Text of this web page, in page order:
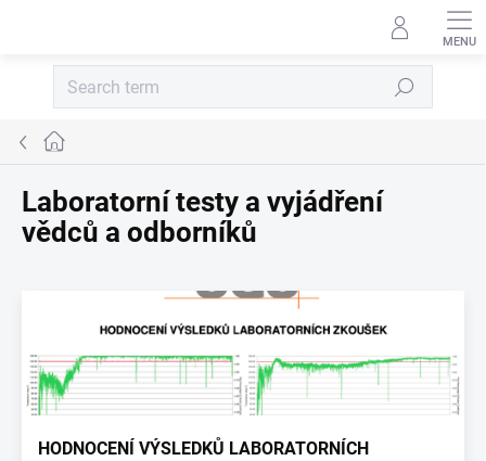
Search
Home
Laboratorní testy a vyjádření
vědců a odborníků
HODNOCENÍ VÝSLEDKŮ LABORATORNÍCH